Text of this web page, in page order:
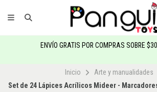
ENVÍO GRATIS POR COMPRAS SOBRE
Inicio
Arte y manualidades
Set de 24 Lápices Acrílicos Mideer -